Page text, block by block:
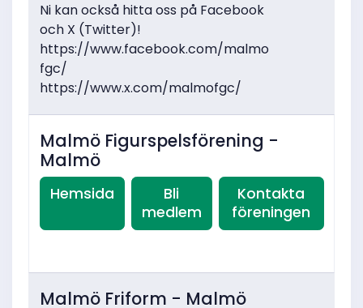
Ni kan också hitta oss på Facebook
och X (Twitter)!
https://www.facebook.com/malmo
fgc/
https://www.x.com/malmofgc/
Malmö Figurspelsförening -
Malmö
Hemsida
Bli
medlem
Kontakta
föreningen
Malmö Friform - Malmö